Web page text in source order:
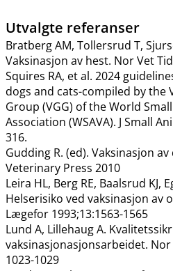
Utvalgte referanser
Bratberg AM, Tollersrud T,
Vaksinasjon av hest. Nor Vet
Squires RA, et al. 2024
dogs and cats-compiled by the
Group (VGG) of the World
Association (WSAVA). J Small
316.
Gudding R. (ed). Vaksinasjon
Veterinary Press 2010
Leira HL, Berg RE, Baalsrud KJ,
Helserisiko ved vaksinasjon av
Lægefor 1993;13:1563-1565
Lund A, Lillehaug A.
vaksinasjonasjonsarbeidet. Nor
1023-1029